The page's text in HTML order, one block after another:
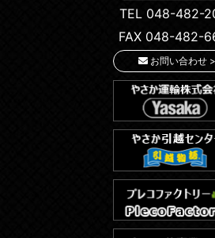
TEL 048-482-
FAX 048-482-
お問い合わせ >